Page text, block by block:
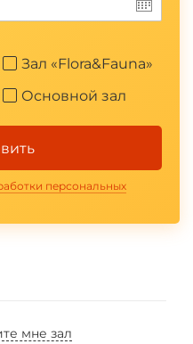
Зал «Flora&Fauna»
Основной зал
персональных
мне зал